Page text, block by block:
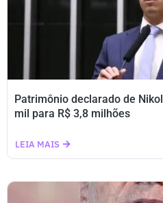
Patrimônio declarado de
mil para R$ 3,8 milhões
LEIA MAIS